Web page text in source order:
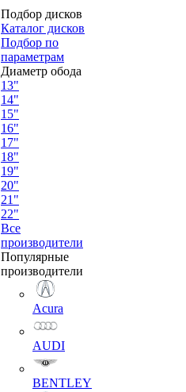
Подбор дисков
Каталог дисков
Подбор по
параметрам
Диаметр обода
13"
14"
15"
16"
17"
18"
19"
20"
21"
22"
Все
производители
Популярные
производители
Acura
AUDI
BENTLEY